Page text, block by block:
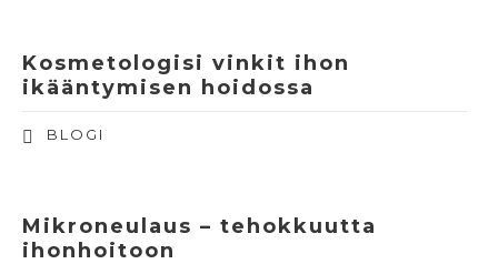
Kosmetologisi vinkit ihon
ikääntymisen hoidossa
BLOGI
Mikroneulaus – tehokkuutta
ihonhoitoon